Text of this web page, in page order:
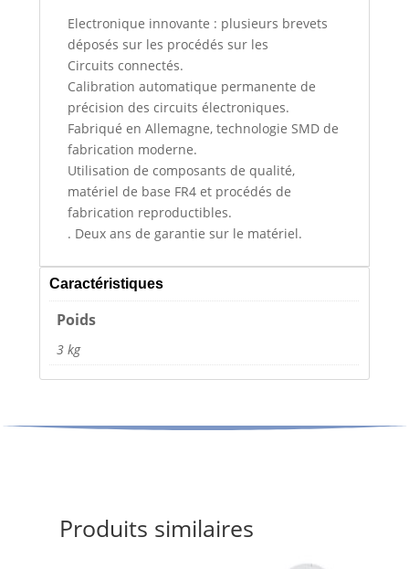
Electronique innovante : plusieurs brevets
déposés sur les procédés sur les
Circuits connectés.
Calibration automatique permanente de
précision des circuits électroniques.
Fabriqué en Allemagne, technologie SMD de
fabrication moderne.
Utilisation de composants de qualité,
matériel de base FR4 et procédés de
fabrication reproductibles.
. Deux ans de garantie sur le matériel.
Caractéristiques
Poids
3 kg
Produits similaires